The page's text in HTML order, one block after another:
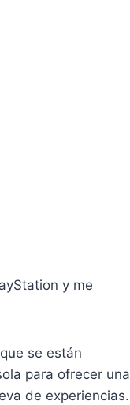
y me
se están
para ofrecer una
de experiencias.